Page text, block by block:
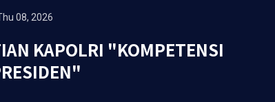
08, 2026
KAPOLRI "KOMPETENSI